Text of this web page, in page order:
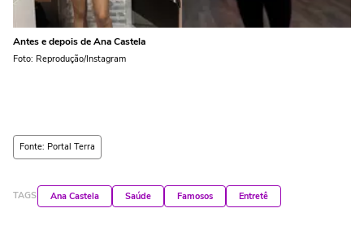
Antes e depois de Ana Castela
Foto: Reprodução/Instagram
Fonte: Portal Terra
TAGS Ana Castela Saúde Famosos Entretê